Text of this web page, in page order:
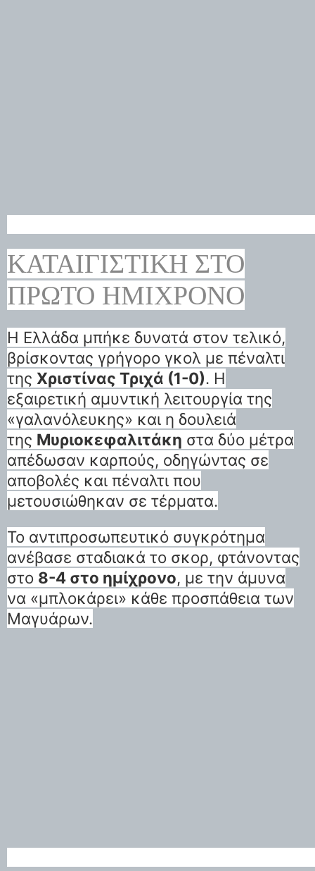
ΚΑΤΑΙΓΙΣΤΙΚΉ ΣΤΟ
ΠΡΏΤΟ ΗΜΊΧΡΟΝΟ
Η Ελλάδα μπήκε δυνατά στον τελικό,
βρίσκοντας γρήγορο γκολ με πέναλτι
της Χριστίνας Τριχά (1-0). Η
εξαιρετική αμυντική λειτουργία της
«γαλανόλευκης» και η δουλειά
της Μυριοκεφαλιτάκη στα δύο μέτρα
απέδωσαν καρπούς, οδηγώντας σε
αποβολές και πέναλτι που
μετουσιώθηκαν σε τέρματα.
Το αντιπροσωπευτικό συγκρότημα
ανέβασε σταδιακά το σκορ, φτάνοντας
στο 8-4 στο ημίχρονο, με την άμυνα
να «μπλοκάρει» κάθε προσπάθεια των
Μαγυάρων.